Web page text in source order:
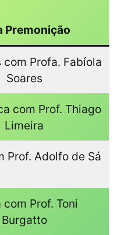
Premonição
com Profa. Fabíola
Soares
com Prof. Thiago
Limeira
Prof. Adolfo de Sá
com Prof. Toni
Burgatto